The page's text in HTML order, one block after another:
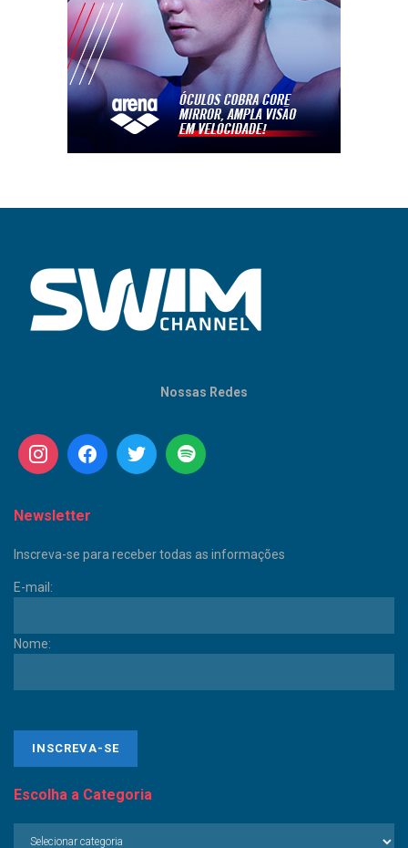
Nossas Redes
Newsletter
Inscreva-se para receber todas as informações
E-mail:
Nome:
Escolha a Categoria
Escolha